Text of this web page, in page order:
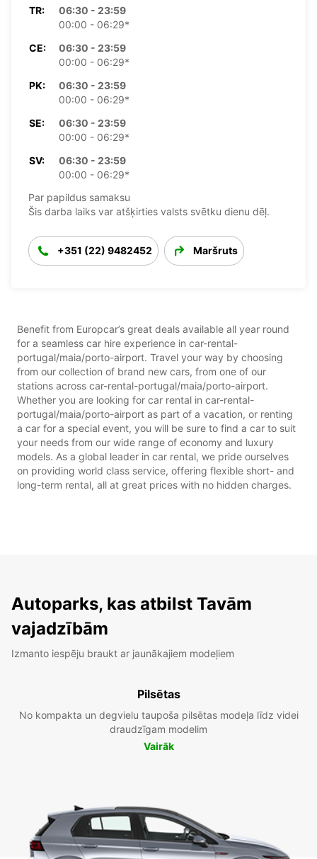
TR:
06:30 - 23:59
00:00 - 06:29*
CE:
06:30 - 23:59
00:00 - 06:29*
PK:
06:30 - 23:59
00:00 - 06:29*
SE:
06:30 - 23:59
00:00 - 06:29*
SV:
06:30 - 23:59
00:00 - 06:29*
Par papildus samaksu
Šis darba laiks var atšķirties valsts svētku dienu dēļ.
+351 (22) 9482452 Maršruts
Benefit from Europcar’s great deals available all year round
for a seamless car hire experience in car-rental-
portugal/maia/porto-airport. Travel your way by choosing
from our collection of brand new cars, from one of our
stations across car-rental-portugal/maia/porto-airport.
Whether you are looking for car rental in car-rental-
portugal/maia/porto-airport as part of a vacation, or renting
a car for a special event, you will be sure to find a car to suit
your needs from our wide range of economy and luxury
models. As a global leader in car rental, we pride ourselves
on providing world class service, offering flexible short- and
long-term rental, all at great prices with no hidden charges.
Autoparks, kas atbilst Tavām
vajadzībām
Izmanto iespēju braukt ar jaunākajiem modeļiem
Pilsētas
No kompakta un degvielu taupoša pilsētas modeļa līdz videi
draudzīgam modelim
Vairāk